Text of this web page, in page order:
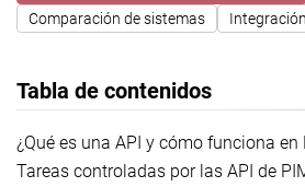
Comparación de sistemas
Tabla de contenidos
¿Qué es una API y cómo funciona en
Tareas controladas por las API de